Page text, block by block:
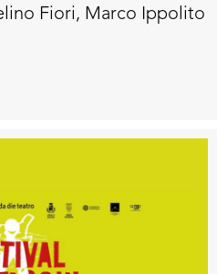
Fiori, Marco Ippolito